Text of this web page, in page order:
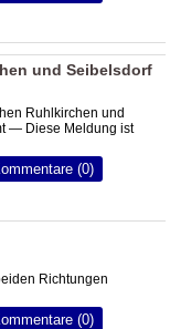
und Seibelsdorf
Ruhlkirchen und
— Diese Meldung ist
(0)
Richtungen
(0)